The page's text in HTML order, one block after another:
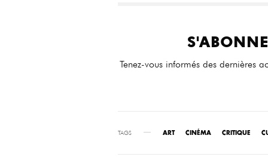
Tenez-vous informés des dernières
TAGS ART CINÉMA CRITIQUE